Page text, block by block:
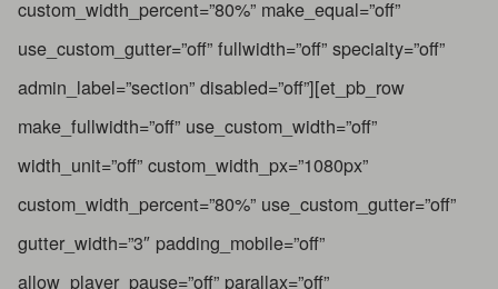
custom_width_percent=”80%” make_equal=”off”
use_custom_gutter=”off” fullwidth=”off” specialty=”off”
admin_label=”section” disabled=”off”][et_pb_row
make_fullwidth=”off” use_custom_width=”off”
width_unit=”off” custom_width_px=”1080px”
custom_width_percent=”80%” use_custom_gutter=”off”
gutter_width=”3″ padding_mobile=”off”
allow_player_pause=”off” parallax=”off”